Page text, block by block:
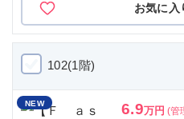
お気に入
102(1階)
NEW 6.9万円 (管